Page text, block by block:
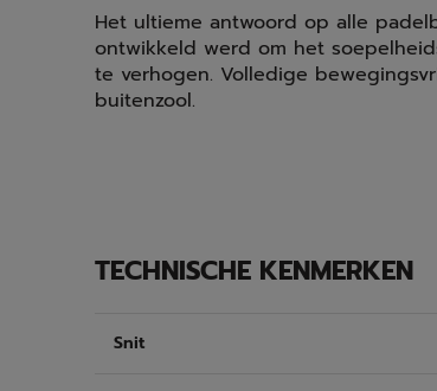
Het ultieme antwoord op alle
ontwikkeld werd om het
te verhogen. Volledige
buitenzool.
TECHNISCHE KENMERKEN
Snit